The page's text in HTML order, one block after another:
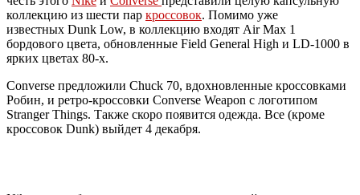
коллекцию из шести пар кроссовок. Помимо уже
известных Dunk Low, в коллекцию входят Air Max 1
бордового цвета, обновленные Field General High и LD-1000 в
ярких цветах 80-х.
Converse предложили Chuck 70, вдохновленные кроссовками
Робин, и ретро-кроссовки Converse Weapon с логотипом
Stranger Things. Также скоро появится одежда. Все (кроме
кроссовок Dunk) выйдет 4 декабря.